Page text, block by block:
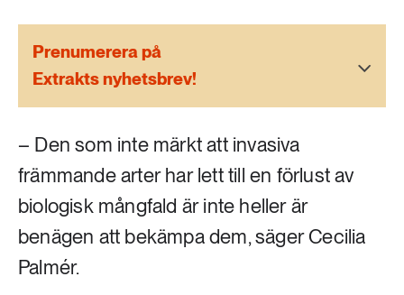
Transport
473 ARTIKLAR
Prenumerera på
Extrakts nyhetsbrev!
– Den som inte märkt att invasiva
främmande arter har lett till en förlust av
biologisk mångfald är inte heller är
benägen att bekämpa dem, säger Cecilia
Palmér.